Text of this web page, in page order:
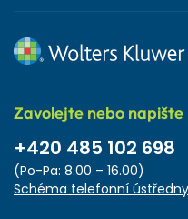
Zavolejte nebo napište
+420 485 102 698
(Po-Pa: 8.00 – 16.00)
Schéma telefonní ústředny